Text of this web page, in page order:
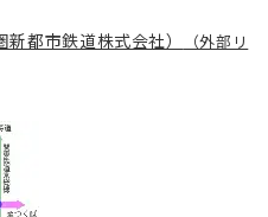
都市鉄道株式会社）
（外部リ